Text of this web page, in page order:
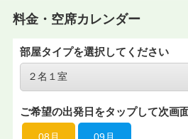
料金・空席カレンダー
部屋タイプを選択してください
ご希望の出発日をタップして次画